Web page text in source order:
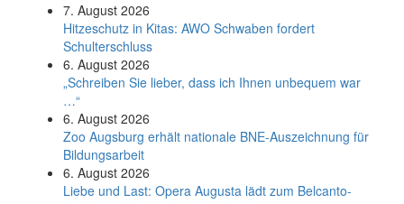
7. August 2026
Hitzeschutz in Kitas: AWO Schwaben fordert
Schulterschluss
6. August 2026
„Schreiben Sie lieber, dass ich Ihnen unbequem war
…“
6. August 2026
Zoo Augsburg erhält nationale BNE-Auszeichnung für
Bildungsarbeit
6. August 2026
Liebe und Last: Opera Augusta lädt zum Belcanto-